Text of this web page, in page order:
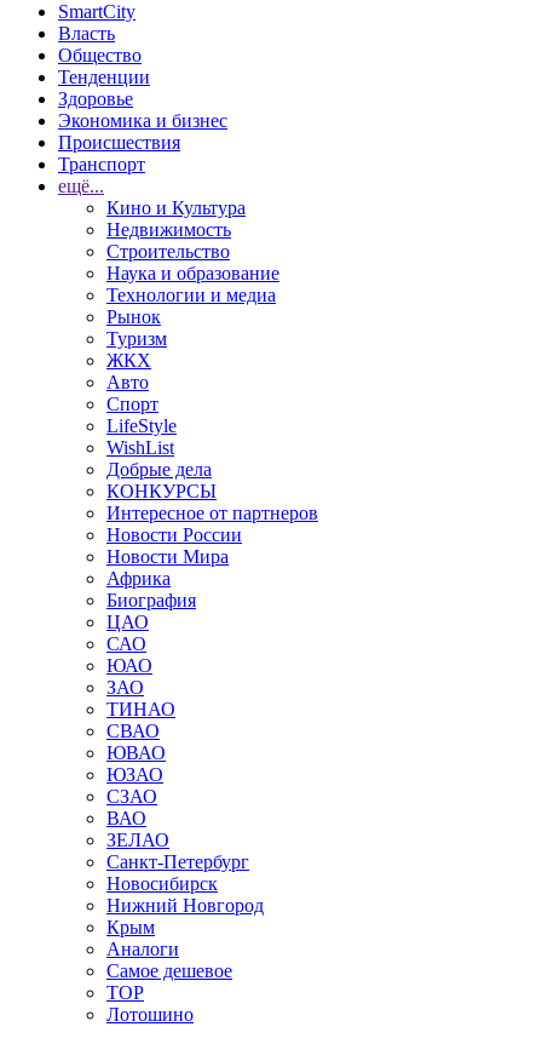
SmartCity
Власть
Общество
Тенденции
Здоровье
Экономика и бизнес
Происшествия
Транспорт
ещё...
Кино и Культура
Недвижимость
Строительство
Наука и образование
Технологии и медиа
Рынок
Туризм
ЖКХ
Авто
Спорт
LifeStyle
WishList
Добрые дела
КОНКУРСЫ
Интересное от партнеров
Новости России
Новости Мира
Африка
Биография
ЦАО
САО
ЮАО
ЗАО
ТИНАО
СВАО
ЮВАО
ЮЗАО
СЗАО
ВАО
ЗЕЛАО
Санкт-Петербург
Новосибирск
Нижний Новгород
Крым
Аналоги
Самое дешевое
TOP
Лотошино